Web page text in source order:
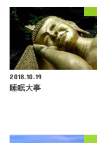
2018.10.19
睡眠大事